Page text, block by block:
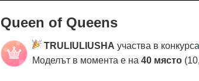
Queen of Queens
TRULIULIUSHA участва в конкурса
Моделът в момента е на 40 място